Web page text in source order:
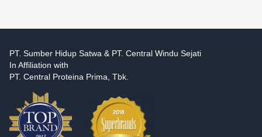
PT. Sumber Hidup Satwa & PT. Central Windu Sejati
In Affiliation with
PT. Central Proteina Prima, Tbk.